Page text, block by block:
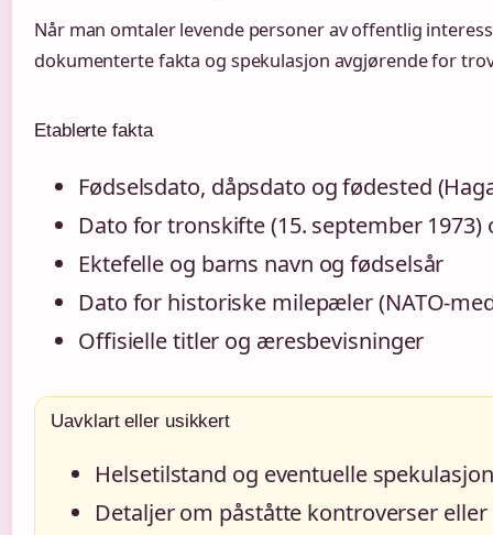
Når man omtaler levende personer av offentlig
dokumenterte fakta og spekulasjon avgjørende for
Etablerte fakta
Fødselsdato, dåpsdato og fødested
Dato for tronskifte (15. september 1973)
Ektefelle og barns navn og fødselsår
Dato for historiske milepæler (NATO-
Offisielle titler og æresbevisninger
Uavklart eller usikkert
Helsetilstand og eventuelle
Detaljer om påståtte kontroverser